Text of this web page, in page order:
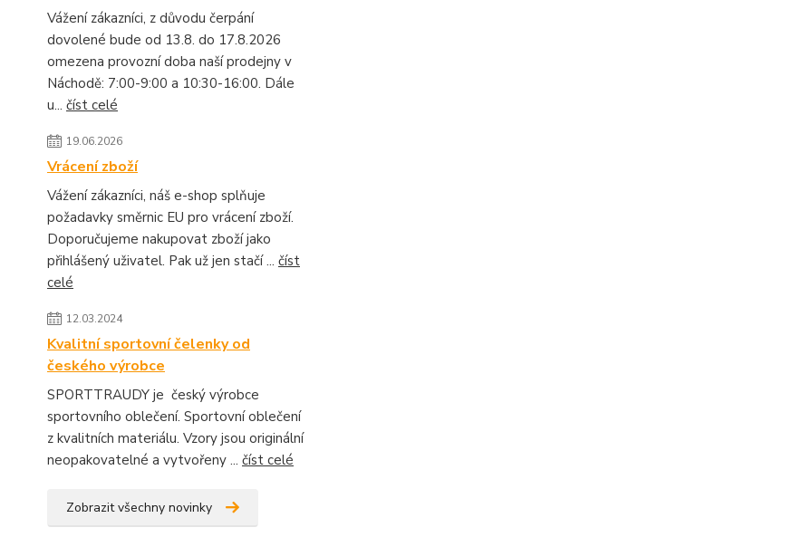
Vážení zákazníci, z důvodu čerpání
dovolené bude od 13.8. do 17.8.2026
omezena provozní doba naší prodejny v
Náchodě: 7:00-9:00 a 10:30-16:00. Dále
u... číst celé
19.06.2026
Vrácení zboží
Vážení zákazníci, náš e-shop splňuje
požadavky směrnic EU pro vrácení zboží.
Doporučujeme nakupovat zboží jako
přihlášený uživatel. Pak už jen stačí ... číst
celé
12.03.2024
Kvalitní sportovní čelenky od
českého výrobce
SPORTTRAUDY je český výrobce
sportovního oblečení. Sportovní oblečení
z kvalitních materiálu. Vzory jsou originální
neopakovatelné a vytvořeny ... číst celé
Zobrazit všechny novinky